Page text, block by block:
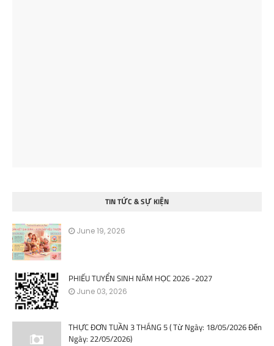
TIN TỨC & SỰ KIỆN
June 19, 2026
PHIẾU TUYỂN SINH NĂM HỌC 2026 -2027
June 03, 2026
THỰC ĐƠN TUẦN 3 THÁNG 5 ( Từ Ngày: 18/05/2026 Đến
Ngày: 22/05/2026)